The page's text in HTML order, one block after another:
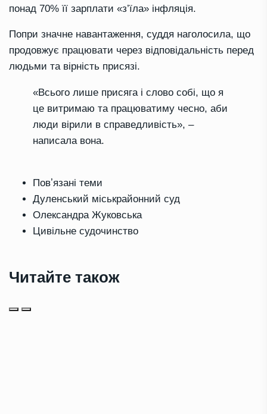
понад 70% її зарплати «з’їла» інфляція.
Попри значне навантаження, суддя наголосила, що
продовжує працювати через відповідальність перед
людьми та вірність присязі.
«Всього лише присяга і слово собі, що я
це витримаю та працюватиму чесно, аби
люди вірили в справедливість», –
написала вона.
Повʼязані теми
Дуленський міськрайонний суд
Олександра Жуковська
Цивільне судочинство
Читайте також